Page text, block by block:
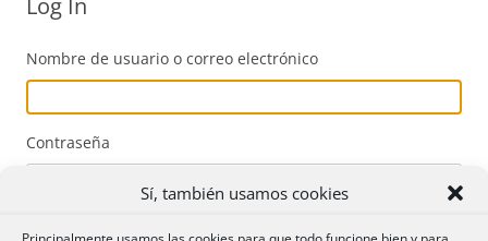
Sí, también usamos cookies
Log In
Nombre de usuario o correo electrónico
Contraseña